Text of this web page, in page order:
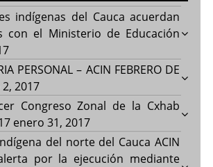
indígenas del Cauca acuerdan
con el Ministerio de Educación
PERSONAL – ACIN FEBRERO DE
2017
Congreso Zonal de la Cxhab
enero 31, 2017
del norte del Cauca ACIN
por la ejecución mediante